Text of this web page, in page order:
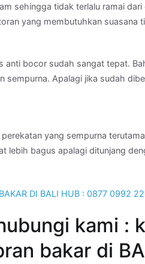
sehingga tidak terlalu ramai
yang membutuhkan suasana
anti bocor sudah sangat tepat.
sempurna. Apalagi jika sudah
yang sempurna
lebih bagus apalagi ditunjang
kami :
bakar di